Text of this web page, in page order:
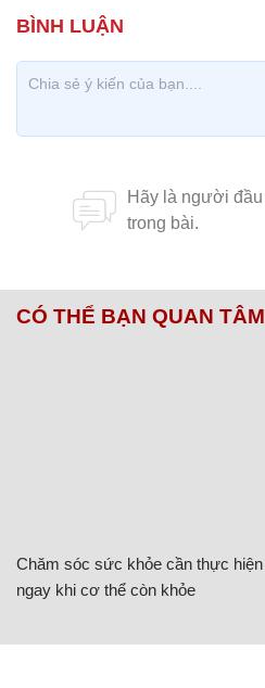
CÓ THỂ BẠN QUAN TÂM
Chăm sóc sức khỏe cần thực hiện
ngay khi cơ thể còn khỏe